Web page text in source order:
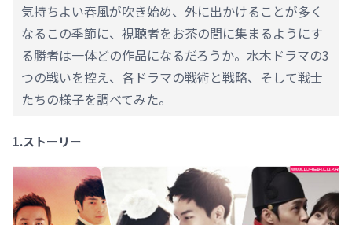
気持ちよい春風が吹き始め、外に出かけることが多く
なるこの季節に、視聴者をお茶の間に集まるようにす
る勝者は一体どの作品になるだろうか。水木ドラマの3
つの戦いを控え、各ドラマの戦術と戦略、そして戦士
たちの様子を調べてみた。
1.ストーリー